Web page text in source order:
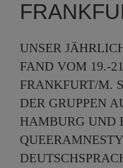
UNSER
FAND VOM 19.-
FRANKFURT/M.
DER GRUPPEN
HAMBURG UND